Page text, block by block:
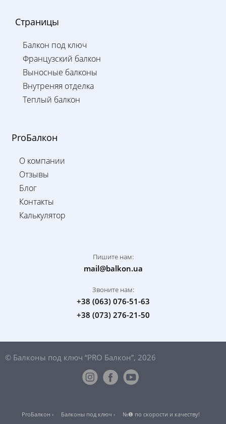
Страницы
Балкон под ключ
Французский балкон
Выносные балконы
Внутреняя отделка
Теплый балкон
ProБалкон
О компании
Отзывы
Блог
Контакты
Калькулятор
Пишите нам:
mail@balkon.ua
Звоните нам:
+38 (063) 076-51-63
+38 (073) 276-21-50
© Балконы под ключ “PRO Балкон”, 2026
ProБалкон › Балконы под ключ › №❶ по скорости и качеству!